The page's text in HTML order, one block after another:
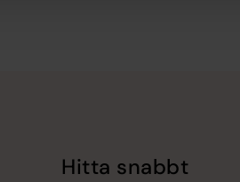
Hitta snabbt